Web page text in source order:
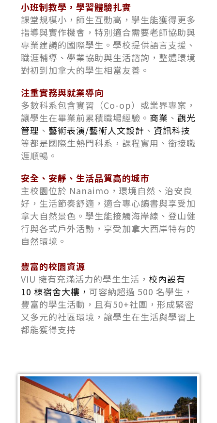
小班制教學，學習體驗扎實
課堂規模小，師生互動高，學生能獲得更多
指導與實作機會，特別適合需要老師協助與
專業建議的國際學生。學校提供語言支援、
職涯輔導、學業協助與生活諮詢，整體環境
對初到加拿大的學生相當友善。
注重實務與就業導向
多數科系包含實習（Co-op）或業界專案，
讓學生在畢業前累積職場經驗。 商業 、 觀光
管理 、 藝術表演/藝術人文設計 、 資訊科技
等都是國際生熱門科系，課程實用、銜接職
涯順暢。
安全、安靜、生活品質高的城市
主校園位於 Nanaimo，環境自然、治安良
好，生活節奏舒適，適合專心讀書與享受加
拿大自然景色。學生能接觸海岸線、登山健
行與各式戶外活動，享受加拿大西岸特有的
自然環境。
豐富的校園資源
VIU 擁有充滿活力的學生生活， 校內設有
10 棟宿舍大樓， 可容納超過 500 名學生，
豐富的學生活動，且有50+社團，形成緊密
又多元的社區環境，讓學生在生活與學習上
都能獲得支持